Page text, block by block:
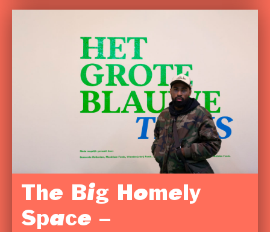
The Big Homely
Space –